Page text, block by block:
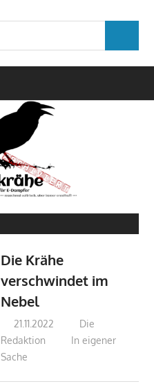
Die Krähe
verschwindet im
Nebel
21.11.2022
Die
Redaktion
In eigener
Sache